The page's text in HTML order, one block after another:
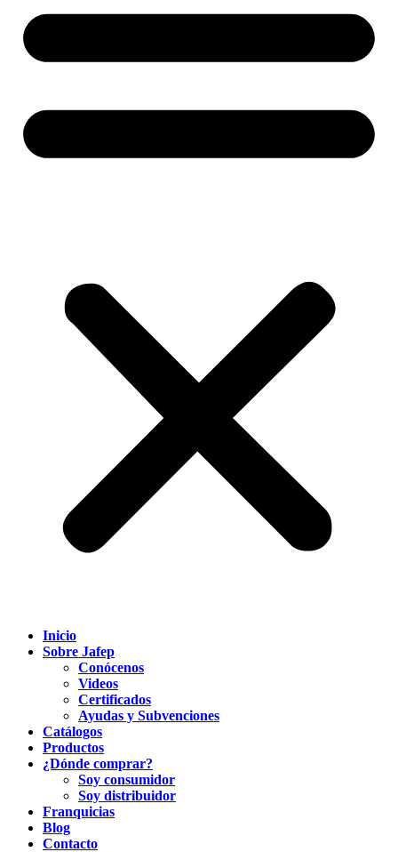
Inicio
Sobre Jafep
Conócenos
Videos
Certificados
Ayudas y Subvenciones
Catálogos
Productos
¿Dónde comprar?
Soy consumidor
Soy distribuidor
Franquicias
Blog
Contacto